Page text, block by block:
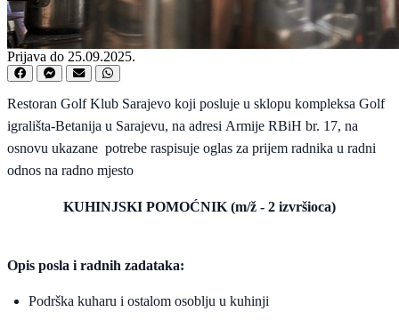
Prijava do 25.09.2025.
Restoran Golf Klub Sarajevo koji posluje u sklopu kompleksa Golf
igrališta-Betanija u Sarajevu, na adresi Armije RBiH br. 17, na
osnovu ukazane potrebe raspisuje oglas za prijem radnika u radni
odnos na radno mjesto
KUHINJSKI POMOĆNIK (m/ž - 2 izvršioca)
Opis posla i radnih zadataka:
Podrška kuharu i ostalom osoblju u kuhinji